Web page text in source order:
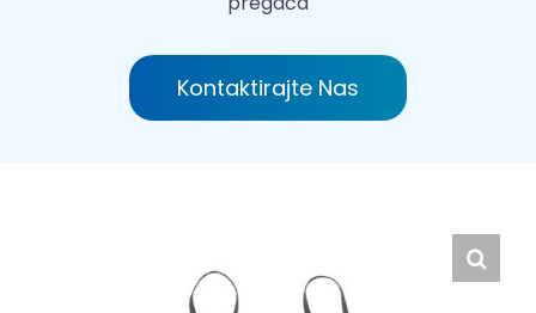
Kontaktirajte Nas